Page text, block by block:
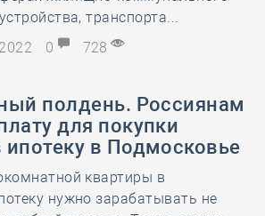
транспорта...
0 728
полдень. Россиянам
для покупки
ипотеку в Подмосковье
квартиры в
нужно зарабатывать не